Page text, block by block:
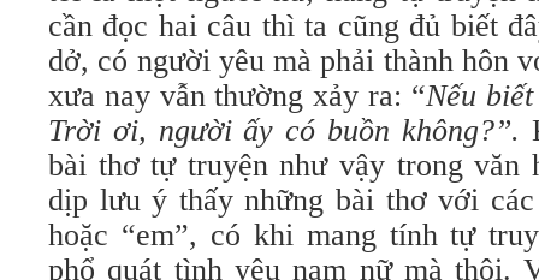
cần đọc hai câu thì ta cũng đủ biết
dở, có người yêu mà phải thành hôn
xưa nay vẫn thường xảy ra: “Nếu
Trời ơi, người ấy có buồn không?”.
bài thơ tự truyện như vậy trong văn
dịp lưu ý thấy những bài thơ với các
hoặc “em”, có khi mang tính tự
phổ quát tình yêu nam nữ mà thôi.